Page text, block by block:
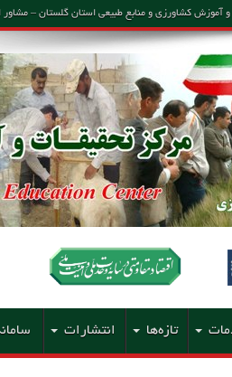
کشاورزی و منابع طبیعی استان گلستان – مشاور امین کارشناسان و
تازه‌ها انتشارات